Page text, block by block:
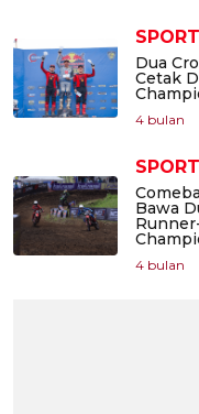
SPORT
Dua
Cetak
4 bulan
SPORT
Bawa
4 bulan